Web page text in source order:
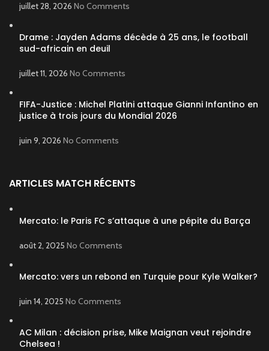
juillet 28, 2026 No Comments
Drame : Jayden Adams décède à 25 ans, le football
sud-africain en deuil
juillet 11, 2026 No Comments
FIFA-Justice : Michel Platini attaque Gianni Infantino en
justice à trois jours du Mondial 2026
juin 9, 2026 No Comments
ARTICLES MATCH RÉCENTS
Mercato: le Paris FC s’attaque à une pépite du Barça
août 2, 2025 No Comments
Mercato: vers un rebond en Turquie pour Kyle Walker?
juin 14, 2025 No Comments
AC Milan : décision prise, Mike Maignan veut rejoindre
Chelsea !